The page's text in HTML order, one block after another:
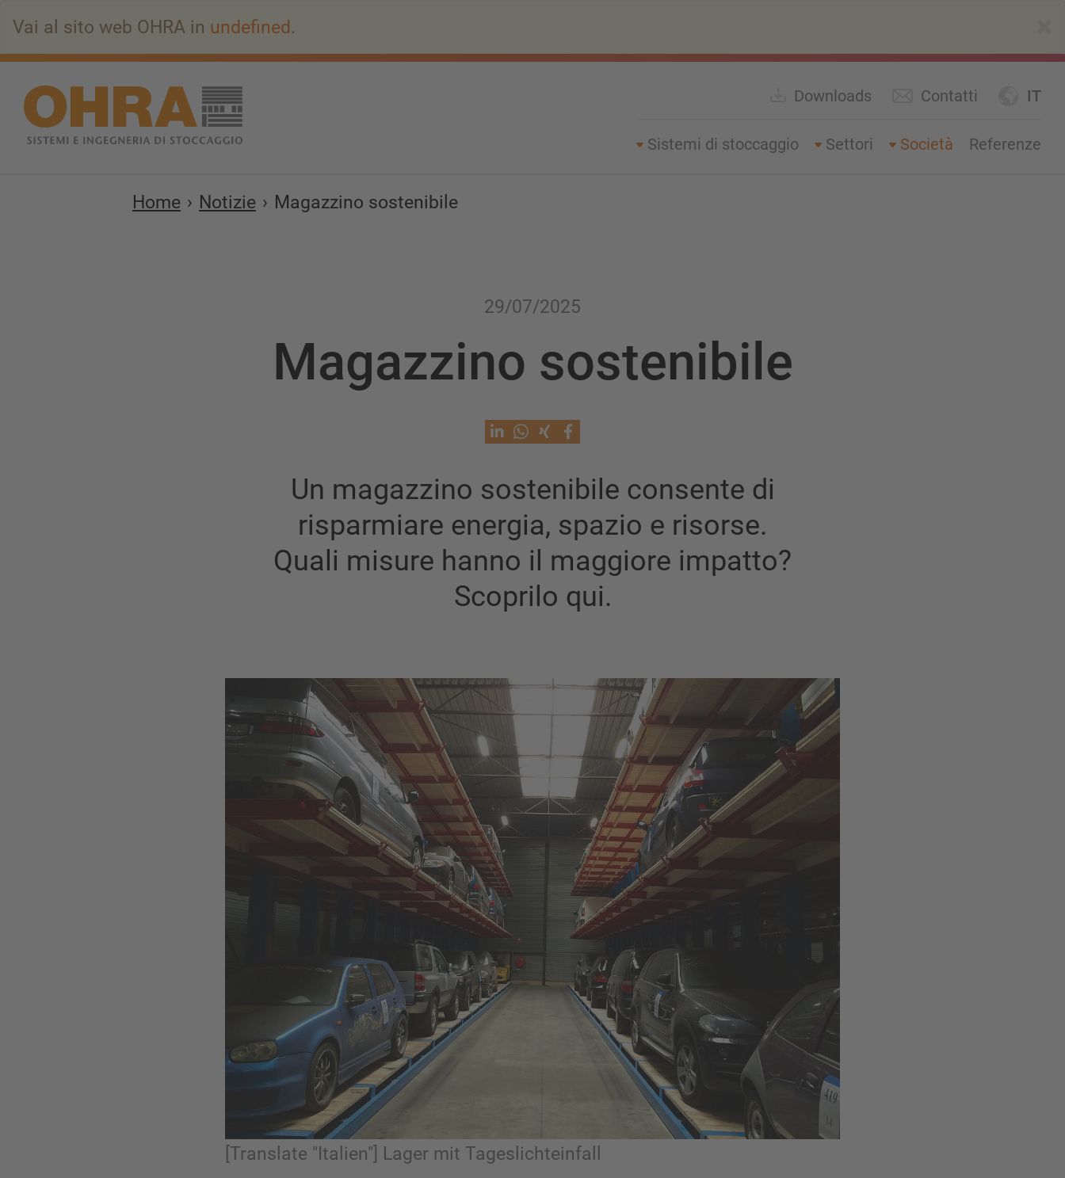
Vai al sito web OHRA in undefined.
IT
Downloads Contatti
Sistemi di stoccaggio Settori Società Referenze
Home Notizie Magazzino sostenibile
29/07/2025
Magazzino sostenibile
Un magazzino sostenibile consente di
risparmiare energia, spazio e risorse.
Quali misure hanno il maggiore impatto?
Scoprilo qui.
[Translate "Italien"] Lager mit Tageslichteinfall